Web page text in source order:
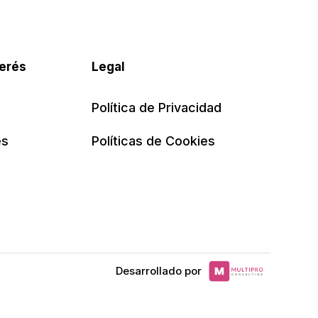
Legal
Política de Privacidad
Políticas de Cookies
Desarrollado por